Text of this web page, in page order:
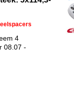
4
08.07 -